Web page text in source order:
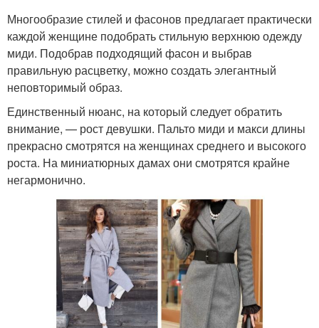
Многообразие стилей и фасонов предлагает практически
каждой женщине подобрать стильную верхнюю одежду
миди. Подобрав подходящий фасон и выбрав
правильную расцветку, можно создать элегантный
неповторимый образ.
Единственный нюанс, на который следует обратить
внимание, — рост девушки. Пальто миди и макси длины
прекрасно смотрятся на женщинах среднего и высокого
роста. На миниатюрных дамах они смотрятся крайне
негармонично.